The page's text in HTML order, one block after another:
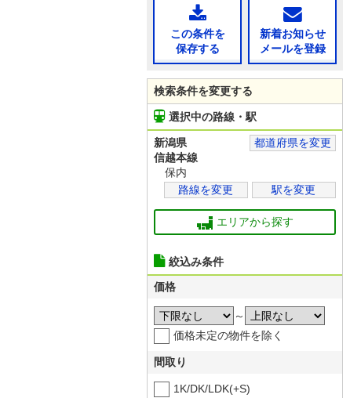
この条件を
保存する
新着お知らせ
メールを登録
検索条件を変更する
選択中の路線・駅
新潟県
都道府県を変更
信越本線
保内
路線を変更
駅を変更
エリアから探す
絞込み条件
価格
～
価格未定の物件を除く
間取り
1K/DK/LDK(+S)